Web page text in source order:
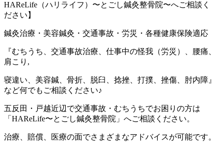
HAReLife（ハリライフ）〜とごし鍼灸整骨院〜へご相談く
ださい】
鍼灸治療・美容鍼灸・交通事故・労災・各種健康保険適応
『むちうち、交通事故治療、仕事中の怪我（労災）、腰痛、
肩こり,
寝違い、美容鍼、骨折、脱臼、捻挫、打撲、挫傷、肘内障』
など何でもご相談ください♪
五反田・戸越近辺で交通事故・むちうちでお困りの方は
「HAReLife〜とごし鍼灸整骨院」へご相談ください。
治療、賠償、医療の面でさまざまなアドバイスが可能です。